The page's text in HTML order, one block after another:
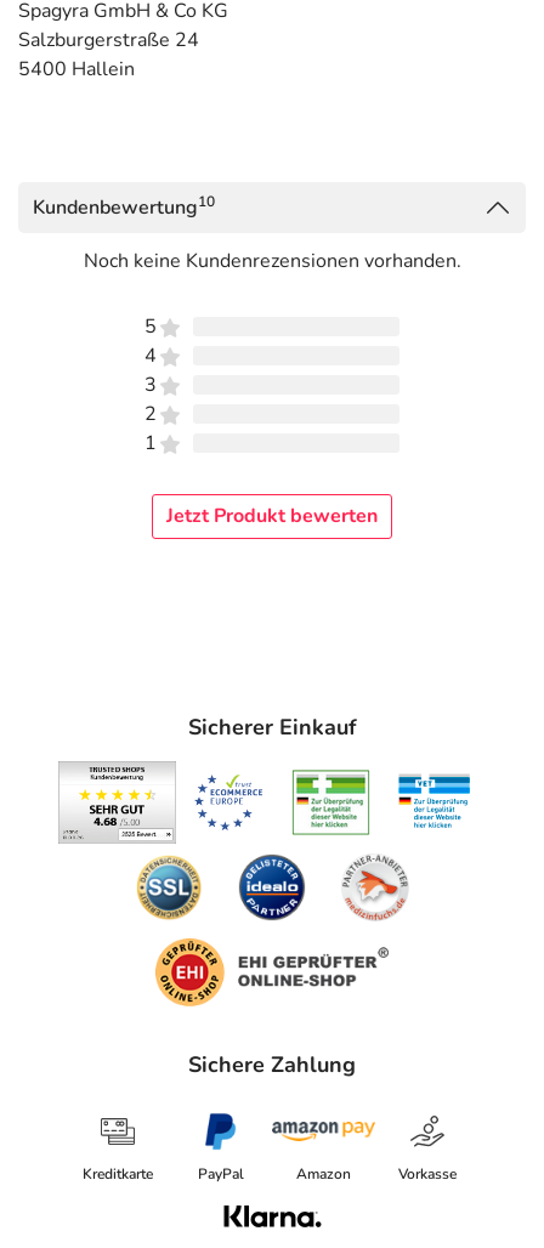
Spagyra GmbH & Co KG
Salzburgerstraße 24
5400 Hallein
Kundenbewertung10
Noch keine Kundenrezensionen vorhanden.
5
4
3
2
1
Jetzt Produkt bewerten
Sicherer Einkauf
Sichere Zahlung
Kreditkarte PayPal Amazon Vorkasse